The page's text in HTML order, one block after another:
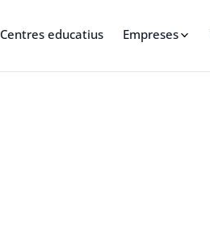
Centres educatius Empreses